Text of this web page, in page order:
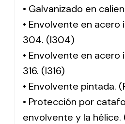
• Galvanizado en
• Envolvente en acero
304. (I304)
• Envolvente en acero
316. (I316)
• Envolvente pintada.
• Protección por
envolvente y la hélice.